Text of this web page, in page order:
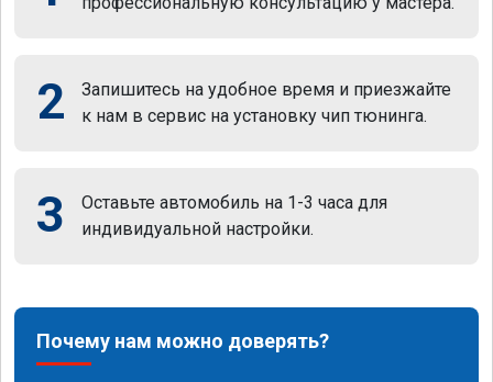
2
Запишитесь на удобное время и приезжайте
к нам в сервис на установку чип тюнинга.
3
Оставьте автомобиль на 1-3 часа для
индивидуальной настройки.
Почему нам можно доверять?